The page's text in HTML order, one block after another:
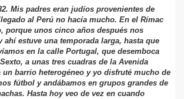
Mis padres eran judíos provenientes de
al Perú no hacía mucho. En el Rímac
porque unos cinco años después nos
ahí estuve una temporada larga, hasta que
en la calle Portugal, que desemboca
a unas tres cuadras de la Avenida
un barrio heterogéneo y yo disfruté mucho de
fútbol y andábamos en grupos grandes de
Hasta hoy veo de vez en cuando